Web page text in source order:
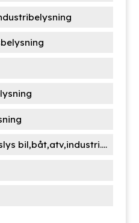
bil,båt,atv,industri....